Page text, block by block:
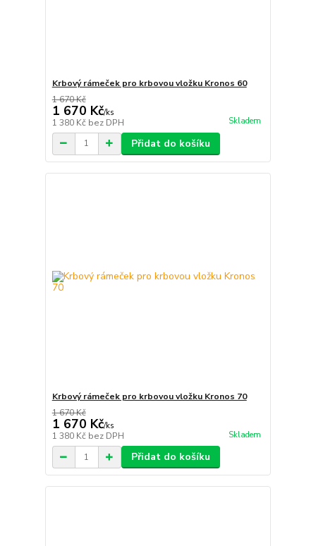
Krbový rámeček pro krbovou vložku Kronos 60
1 670 Kč
1 670 Kč/ks
1 380 Kč bez DPH Skladem
Přidat do košíku
Krbový rámeček pro krbovou vložku Kronos 70
1 670 Kč
1 670 Kč/ks
1 380 Kč bez DPH Skladem
Přidat do košíku